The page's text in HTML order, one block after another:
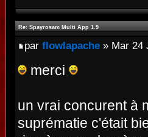
Re: Spayrosam Multi App 1.9
par flowlapache » Mar 24
merci
un vrai concurent à
suprématie c'était